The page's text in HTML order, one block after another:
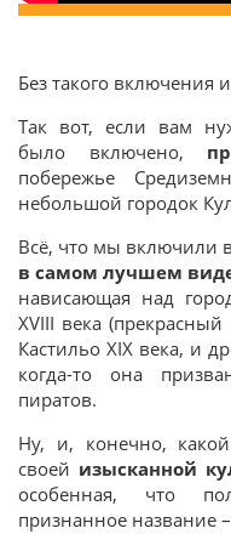
Без такого включения
Так вот, если вам
было включено,
побережье
небольшой городок
Всё, что мы включили
в самом лучшем
нависающая над
XVIII века
Кастильо XIX века, и
когда-то она
пиратов.
Ну, и, конечно,
своей изысканной
особенная, что
признанное название